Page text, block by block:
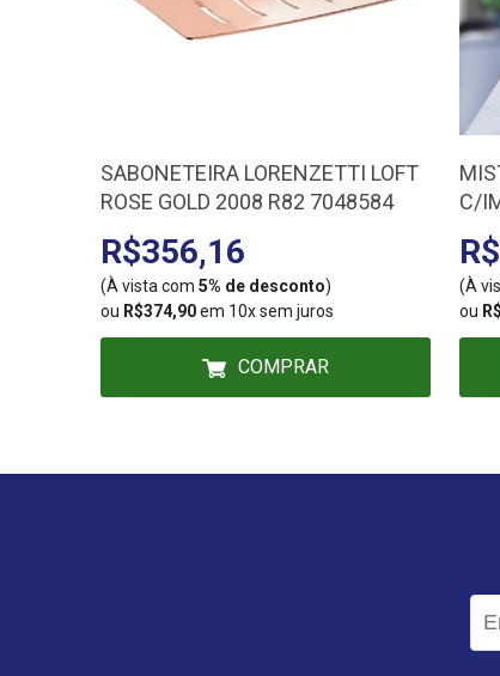
SABONETEIRA LORENZETTI LOFT
ROSE GOLD 2008 R82 7048584
R$356,16
(À vista com 5% de desconto)
ou R$374,90em 10x sem juros
COMPRAR
C/
(À
ou